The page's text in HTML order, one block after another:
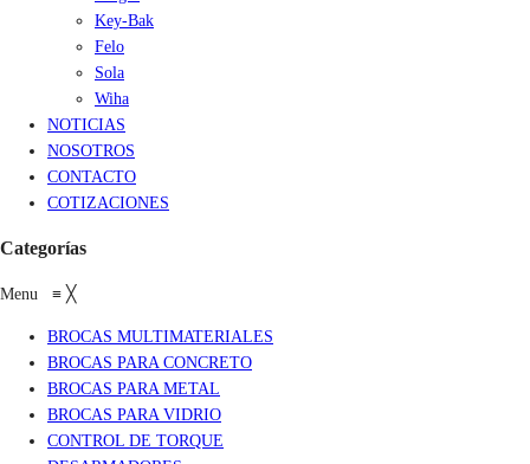
Key-Bak
Felo
Sola
Wiha
NOTICIAS
NOSOTROS
CONTACTO
COTIZACIONES
Categorías
Menu ≡ ╳
BROCAS MULTIMATERIALES
BROCAS PARA CONCRETO
BROCAS PARA METAL
BROCAS PARA VIDRIO
CONTROL DE TORQUE